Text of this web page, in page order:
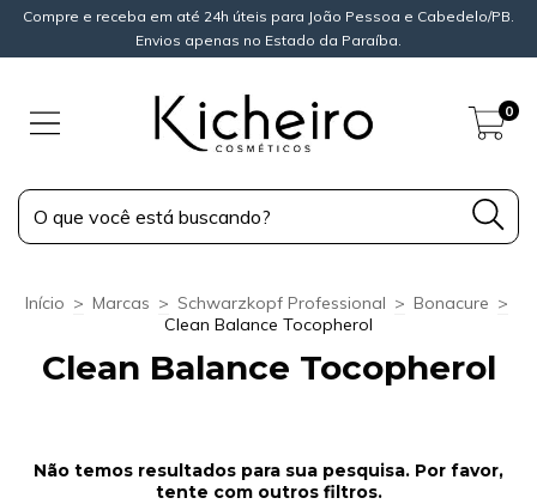
Compre e receba em até 24h úteis para João Pessoa e Cabedelo/PB.
Envios apenas no Estado da Paraíba.
0
Início > Marcas > Schwarzkopf Professional > Bonacure >
Clean Balance Tocopherol
Clean Balance Tocopherol
Não temos resultados para sua pesquisa. Por favor,
tente com outros filtros.